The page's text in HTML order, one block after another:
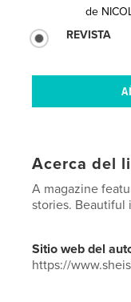
de
REVISTA
Acerca del
A magazine
stories. Beautiful
Sitio web del
https://